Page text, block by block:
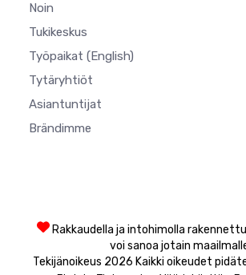
Noin
Tukikeskus
Työpaikat (English)
Tytäryhtiöt
Asiantuntijat
Brändimme
Rakkaudella ja intohimolla
voi sanoa jotain
Tekijänoikeus 2026 Kaikki oikeudet